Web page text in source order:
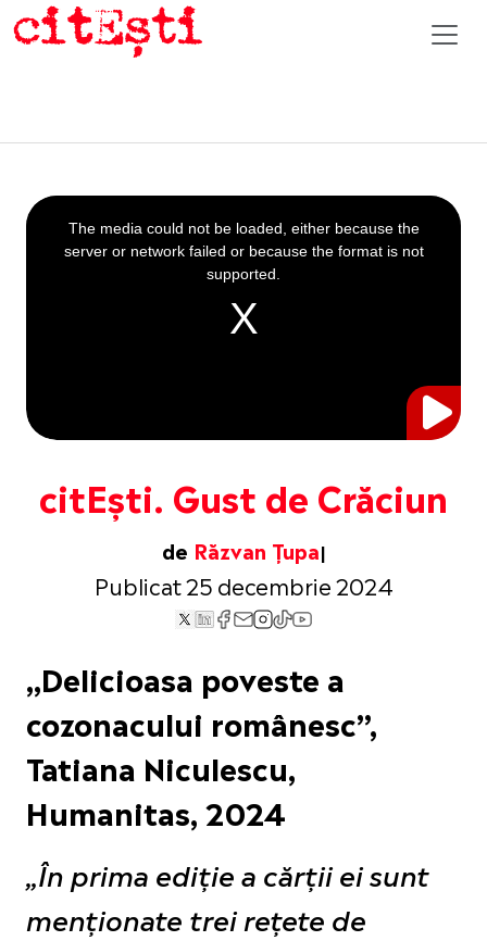
citEști. Gust de Crăciun
de Răzvan Țupa
Publicat 25 decembrie 2024
This
is
a
The media could not be loaded, either because the
server or network failed or because the format is not
supported.
„Delicioasa poveste a
cozonacului românesc”,
Tatiana Niculescu,
Humanitas, 2024
„În prima ediție a cărții ei sunt
menționate trei rețete de